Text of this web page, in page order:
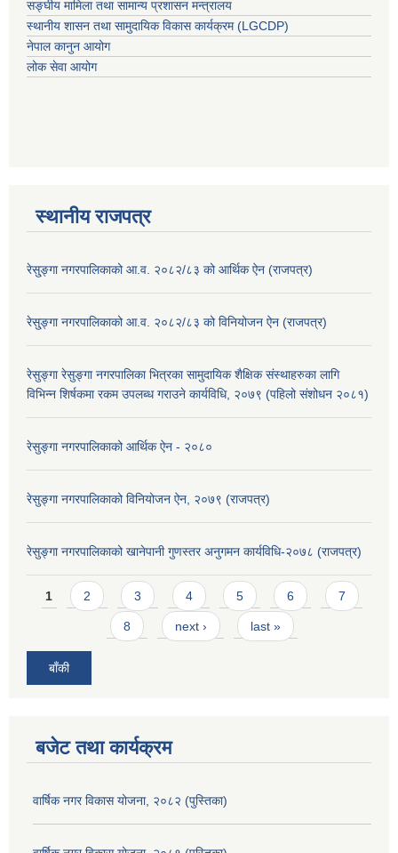
सङ्घीय मामिला तथा सामान्य प्रशासन मन्त्रालय
स्थानीय शासन तथा सामुदायिक विकास कार्यक्रम (LGCDP)
नेपाल कानुन आयोग
लोक सेवा आयोग
स्थानीय राजपत्र
रेसु्ङ्गा नगरपालिकाको आ.व. २०८२/८३ को आर्थिक ऐन (राजपत्र)
रेसु्ङ्गा नगरपालिकाको आ.व. २०८२/८३ को विनियोजन ऐन (राजपत्र)
रेसुङ्गा रेसुङ्गा नगरपालिका भित्रका सामुदायिक शैक्षिक संस्थाहरुका लागि
विभिन्न शिर्षकमा रकम उपलब्ध गराउने कार्यविधि, २०७९ (पहिलो संशोधन २०८१)
रेसुङ्गा नगरपालिकाको आर्थिक ऐन - २०८०
रेसुङ्गा नगरपालिकाको विनियोजन ऐन, २०७९ (राजपत्र)
रेसुङ्गा नगरपालिकाको खानेपानी गुणस्तर अनुगमन कार्यविधि-२०७८ (राजपत्र)
Pages
1 2 3 4 5 6 7
8 next › last »
बाँकी
बजेट तथा कार्यक्रम
वार्षिक नगर विकास योजना, २०८२ (पुस्तिका)